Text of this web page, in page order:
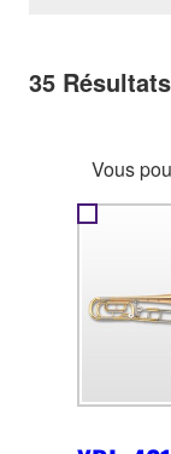
35 Résultats
Vous